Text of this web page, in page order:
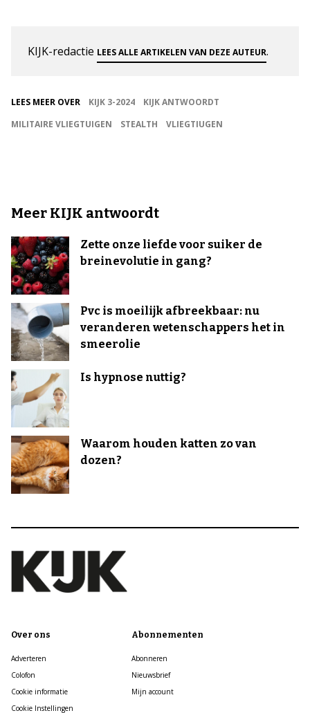
KIJK-redactie LEES ALLE ARTIKELEN VAN DEZE AUTEUR.
LEES MEER OVER KIJK 3-2024
KIJK ANTWOORDT
MILITAIRE VLIEGTUIGEN
STEALTH VLIEGTIUGEN
Meer KIJK antwoordt
Zette onze liefde voor suiker de
breinevolutie in gang?
Pvc is moeilijk afbreekbaar: nu
veranderen wetenschappers het in
smeerolie
Is hypnose nuttig?
Waarom houden katten zo van
dozen?
Over ons
Adverteren
Colofon
Cookie informatie
Cookie Instellingen
Abonnementen
Abonneren
Nieuwsbrief
Mijn account